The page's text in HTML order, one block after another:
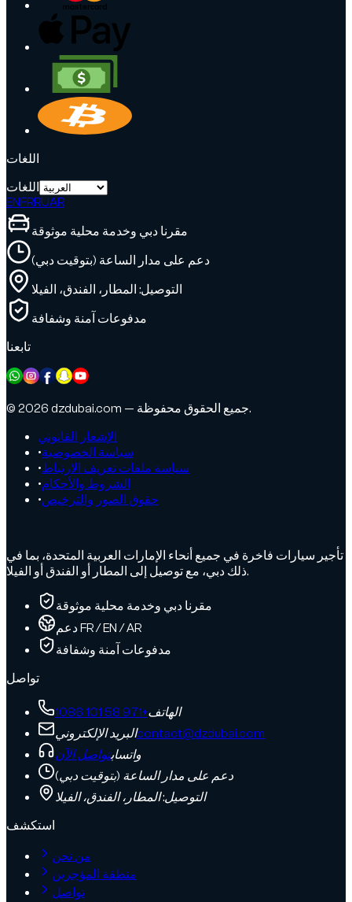
اللغات
اللغات
ENFRRUAR
مقرنا دبي وخدمة محلية موثوقة
دعم على مدار الساعة (بتوقيت دبي)
التوصيل: المطار، الفندق، الفيلا
مدفوعات آمنة وشفافة
تابعنا
© 2026 dzdubai.com — جميع الحقوق محفوظة.
الإشعار القانوني
•سياسة الخصوصية
•سياسة ملفات تعريف الارتباط
•الشروط والأحكام
•حقوق الصور والترخيص
تأجير سيارات فاخرة في جميع أنحاء الإمارات العربية المتحدة، بما في
ذلك دبي، مع توصيل إلى المطار أو الفندق أو الفيلا.
مقرنا دبي وخدمة محلية موثوقة
دعم FR / EN / AR
مدفوعات آمنة وشفافة
تواصل
الهاتف+971 58 101 1086
البريد الإلكترونيcontact@dzdubai.com
واتسابتواصل الآن
دعم على مدار الساعة (بتوقيت دبي)
التوصيل: المطار، الفندق، الفيلا
استكشف
من نحن
منطقة المؤجرين
تواصل